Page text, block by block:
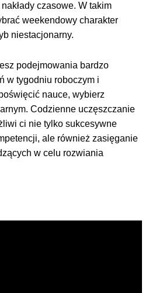
czasowe. W takim
weekendowy charakter
niestacjonarny.
podejmowania bardzo
w tygodniu roboczym i
nauce, wybierz
Codzienne uczęszczanie
ci nie tylko sukcesywne
ale również zasięganie
w celu rozwiania